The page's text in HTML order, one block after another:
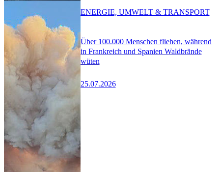
Über 100.000 Menschen fliehen, während
in Frankreich und Spanien Waldbrände
wüten
25.07.2026
ENERGIE, UMWELT & TRANSPORT